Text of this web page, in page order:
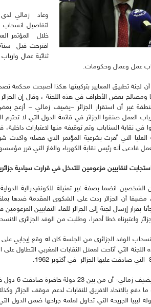
وعاد زمالي لدى
لتفاصيل انسحاب
اقترحت قبل سنة
ثنائية عمال
عمل وعمال وحكومات.
لجنة تطبيق المعايير بتركبيتها هكذا أصبحت محكمة
غير أن استقرار الجزائر –يضيف زمالي – أزعج بعض
العمل صنفوا الجزائر في قائمة الدول التي لا
نقابة السناباب وتم توقيفه منها لاعتبارات داخلية،
التي أقرت بشرعية المؤتمر الذي فصله واكدت
فادعى أنه رئيس نقابة الكهرباء والغاز التي قرر
لنقابيين مزعومين للتدخل في قرارت سيادية
انضما بصفة غير تمثيلة للكونفيدرالية
مضيفا أن الجزائر ردت على الشكوى المقدمة ضدها
بقرار إرسال لجنة إلى الجزائر للقاء النقابيين
واعتبرناه خطا أحمرا، وطلبت من الوفد الجزائري
الوفد الجزائري من الجلسة كان له وقع إيجابي
التي أتاحت لممثل النقابات المغربي التطاول
وما أثار
دفع بالاتحاد الافريق للنقابات لدعم موقف الجزائر
ليبيا الجريحة التي تحاول لملمة جراحها ضمن الدول